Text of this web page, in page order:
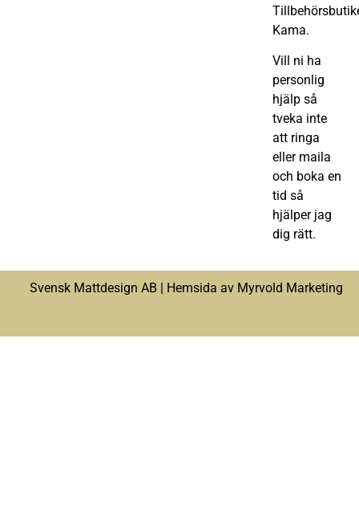
Kama.
Vill ni ha
personlig
hjälp så
tveka inte
att ringa
eller maila
och boka en
tid så
hjälper jag
dig rätt.
Svensk Mattdesign AB | Hemsida av Myrvold Marketing